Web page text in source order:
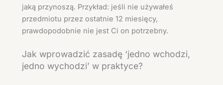
jaką przynoszą. Przykład: jeśli nie używałeś
przedmiotu przez ostatnie 12 miesięcy,
prawdopodobnie nie jest Ci on potrzebny.
Jak wprowadzić zasadę ‘jedno wchodzi,
jedno wychodzi’ w praktyce?